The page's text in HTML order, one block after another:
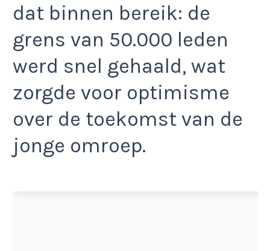
dat binnen bereik: de
grens van 50.000 leden
werd snel gehaald, wat
zorgde voor optimisme
over de toekomst van de
jonge omroep.